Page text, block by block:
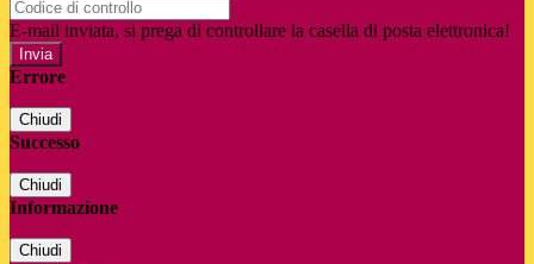
E-mail inviata, si prega di controllare la casella di posta elettronica!
Errore
Chiudi
Successo
Chiudi
Informazione
Chiudi